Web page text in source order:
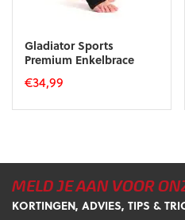
Gladiator Sports
Premium Enkelbrace
€34,99
Deze
optie
MELD JE AAN VOOR
KORTINGEN, ADVIES, TIPS &